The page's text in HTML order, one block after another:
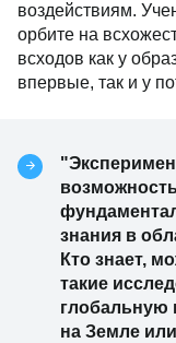
воздействиям.
орбите на
всходов как у
впервые, так и у
знания в
Кто знает,
такие
глобальную
на Земле